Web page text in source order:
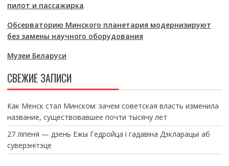
пилот и пассажирка
Обсерваторию Минского планетария модернизируют
без замены научного оборудования
Музеи Беларуси
СВЕЖИЕ ЗАПИСИ
Как Менск стал Минском: зачем советская власть изменила
название, существовавшее почти тысячу лет
27 ліпеня — дзень Ежы Гедройца і гадавіна Дэкларацыі аб
суверэнітэце